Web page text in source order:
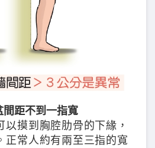
距不到一指寬
以摸到胸腔肋骨的下緣，
正常人約有兩至三指的寬